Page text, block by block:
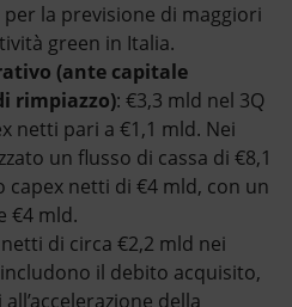
la previsione di maggiori
green in Italia.
(ante capitale
rimpiazzo): €3,3 mld nel 3Q
netti pari a €1,1 mld. Nei
un flusso di cassa di €8,1
capex netti di €4 mld, con un
€4 mld.
di circa €2,2 mld nei
il debito acquisito,
della